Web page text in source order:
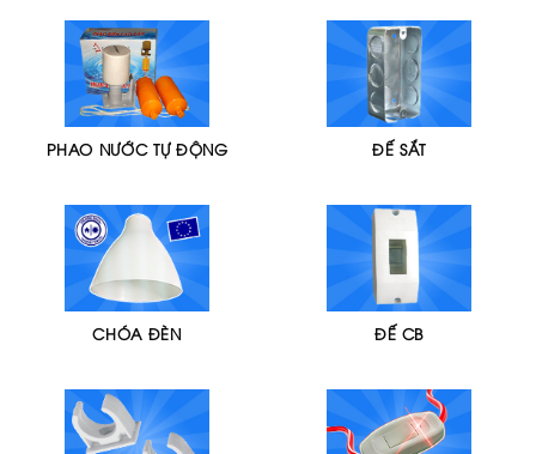
PHAO NƯỚC TỰ ĐỘNG ĐẾ SẮT
CHÓA ĐÈN ĐẾ CB